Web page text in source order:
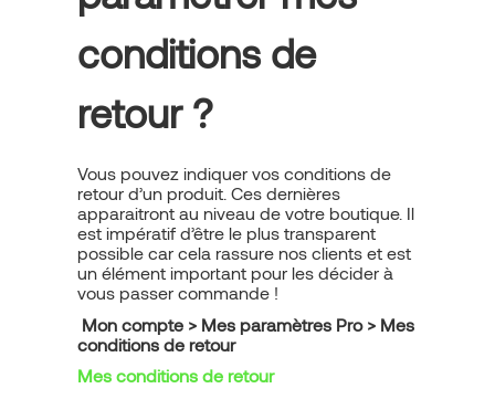
conditions de
retour ?
Vous pouvez indiquer vos conditions de
retour d’un produit. Ces dernières
apparaitront au niveau de votre boutique. Il
est impératif d’être le plus transparent
possible car cela rassure nos clients et est
un élément important pour les décider à
vous passer commande !
Mon compte > Mes paramètres Pro > Mes
conditions de retour
Mes conditions de retour